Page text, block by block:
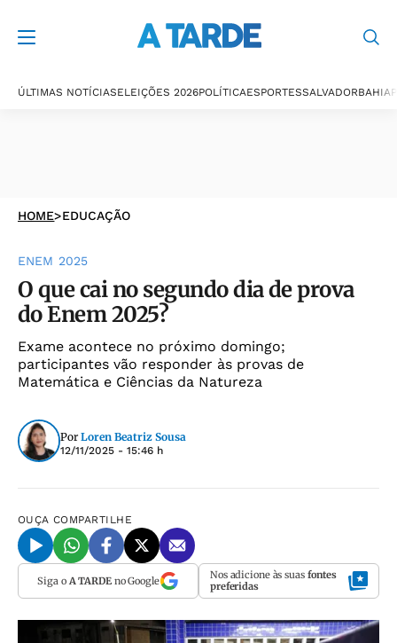
ÚLTIMAS NOTÍCIASELEIÇÕES 2026POLÍTICAESPORTESSALVADORBAHIA
HOME>EDUCAÇÃO
ENEM 2025
O que cai no segundo dia de prova
do Enem 2025?
Exame acontece no próximo domingo;
participantes vão responder às provas de
Matemática e Ciências da Natureza
Por Loren Beatriz Sousa
12/11/2025 - 15:46 h
OUÇA COMPARTILHE
Siga o A TARDEno Google Nos adicione às suas fontes
preferidas